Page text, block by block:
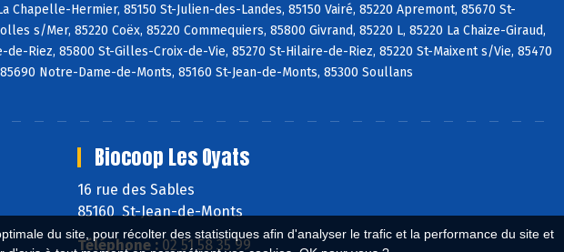
du site, pour récolter des statistiques afin d'analyser le trafic et la performance du site et
Chapelle-Hermier, 85150 St-Julien-des-Landes, 85150 Vairé, 85220 Apremont, 85670 St-
s/Mer, 85220 Coëx, 85220 Commequiers, 85800 Givrand, 85220 L, 85220 La Chaize-Giraud,
Riez, 85800 St-Gilles-Croix-de-Vie, 85270 St-Hilaire-de-Riez, 85220 St-Maixent s/Vie, 85470
Notre-Dame-de-Monts, 85160 St-Jean-de-Monts, 85300 Soullans
Biocoop Les Oyats
16 rue des Sables
85160 St-Jean-de-Monts
Téléphone :02 51 58 35 99